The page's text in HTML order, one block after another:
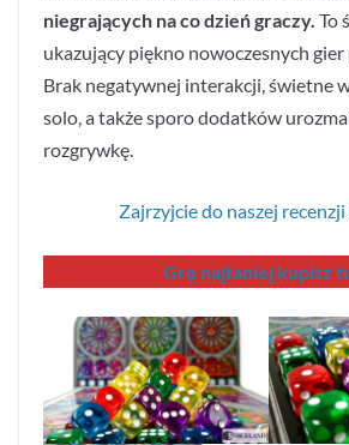
niegrających na co dzień graczy. To
ukazujący piękno nowoczesnych
Brak negatywnej interakcji, świetne
solo, a także sporo dodatków
rozgrywkę.
Zajrzyjcie do naszej
Grę najtaniej kupisz